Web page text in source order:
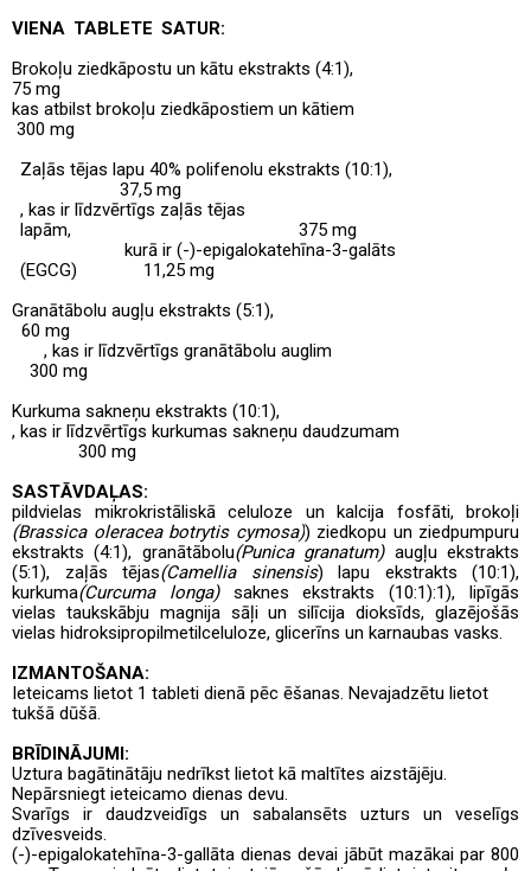
VIENA TABLETE SATUR:
Brokoļu ziedkāpostu un kātu ekstrakts (4:1),
75 mg
kas atbilst brokoļu ziedkāpostiem un kātiem
300 mg
Zaļās tējas lapu 40% polifenolu ekstrakts (10:1),
37,5 mg
, kas ir līdzvērtīgs zaļās tējas
lapām,
375 mg
kurā ir (-)-epigalokatehīna-3-galāts
(EGCG)
11,25 mg
Granātābolu augļu ekstrakts (5:1),
60 mg
, kas ir līdzvērtīgs granātābolu auglim
300 mg
Kurkuma sakneņu ekstrakts (10:1),
, kas ir līdzvērtīgs kurkumas sakneņu daudzumam
300 mg
SASTĀVDAĻAS:
pildvielas mikrokristāliskā celuloze un kalcija fosfāti, brokoļi
(Brassica oleracea botrytis cymosa)) ziedkopu un ziedpumpuru
ekstrakts (4:1), granātābolu(Punica granatum)augļu ekstrakts
(5:1), zaļās tējas(Camellia sinensis) lapu ekstrakts (10:1),
kurkuma(Curcuma longa)saknes ekstrakts (10:1):1), lipīgās
vielas taukskābju magnija sāļi un silīcija dioksīds, glazējošās
vielas hidroksipropilmetilceluloze, glicerīns un karnaubas vasks.
IZMANTOŠANA:
Ieteicams lietot 1 tableti dienā pēc ēšanas. Nevajadzētu lietot
tukšā dūšā.
BRĪDINĀJUMI:
Uztura bagātinātāju nedrīkst lietot kā maltītes aizstājēju.
Nepārsniegt ieteicamo dienas devu.
Svarīgs ir daudzveidīgs un sabalansēts uzturs un veselīgs
dzīvesveids.
(-)-epigalokatehīna-3-gallāta dienas devai jābūt mazākai par 800